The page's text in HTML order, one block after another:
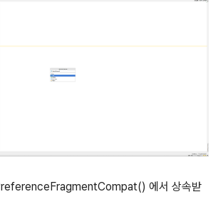
에서 상속받